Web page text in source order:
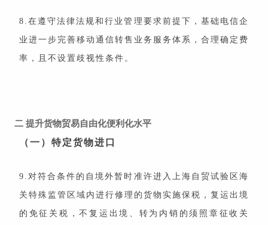
8.在遵守法律法规和行业管理要求前提下，基础电信企
业进一步完善移动通信转售业务服务体系，合理确定费
率，且不设置歧视性条件。
二 提升货物贸易自由化便利化水平
（一）特定货物进口
9.对符合条件的自境外暂时准许进入上海自贸试验区海
关特殊监管区域内进行修理的货物实施保税，复运出境
的免征关税，不复运出境、转为内销的须照章征收关